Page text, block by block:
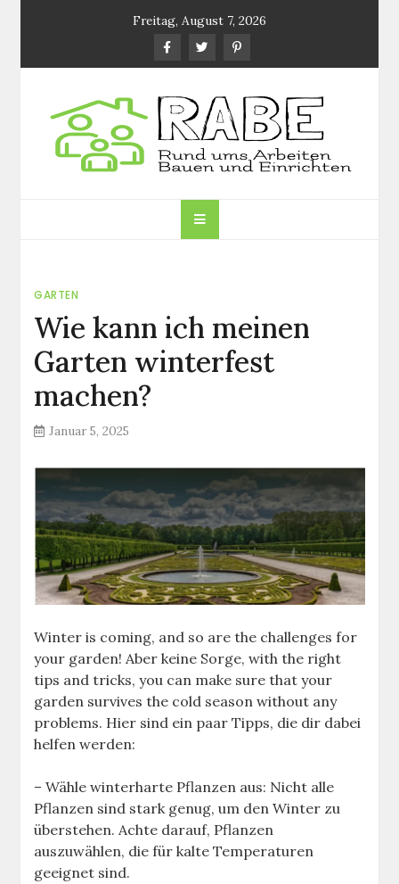
Freitag, August 7, 2026
RABE.DE
GARTEN
Wie kann ich meinen
Garten winterfest
machen?
Januar 5, 2025
Winter is coming, and so are the challenges for
your garden! Aber keine Sorge, with the right
tips and tricks, you can make sure that your
garden survives the cold season without any
problems. Hier sind ein paar Tipps, die dir dabei
helfen werden:
– Wähle winterharte Pflanzen aus: Nicht alle
Pflanzen sind stark genug, um den Winter zu
überstehen. Achte darauf, Pflanzen
auszuwählen, die für kalte Temperaturen
geeignet sind.